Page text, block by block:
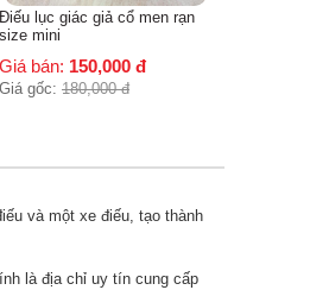
Điếu lục giác giả cổ men rạn
size mini
Giá bán: 150,000 đ
Giá gốc: 180,000 đ
và một xe điếu, tạo thành
là địa chỉ uy tín cung cấp